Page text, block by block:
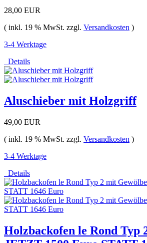
28,00 EUR
( inkl. 19 % MwSt. zzgl. Versandkosten )
3-4 Werktage
Details
Aluschieber mit Holzgriff
49,00 EUR
( inkl. 19 % MwSt. zzgl. Versandkosten )
3-4 Werktage
Details
Holzbackofen le Rond Typ